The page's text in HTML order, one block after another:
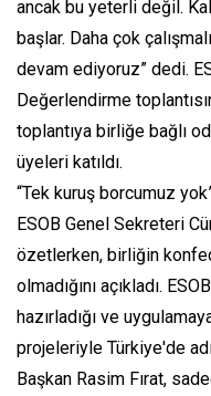
ancak bu yeterli değil.
başlar. Daha çok
devam ediyoruz” dedi.
Değerlendirme
toplantıya birliğe bağlı
üyeleri katıldı.
“Tek kuruş borcumuz
ESOB Genel Sekreteri
özetlerken, birliğin
olmadığını açıkladı.
hazırladığı ve
projeleriyle Türkiye'de
Başkan Rasim Fırat,